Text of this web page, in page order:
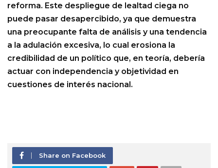
reforma. Este despliegue de lealtad ciega no
puede pasar desapercibido, ya que demuestra
una preocupante falta de análisis y una tendencia
a la adulación excesiva, lo cual erosiona la
credibilidad de un político que, en teoría, debería
actuar con independencia y objetividad en
cuestiones de interés nacional.
Share on Facebook